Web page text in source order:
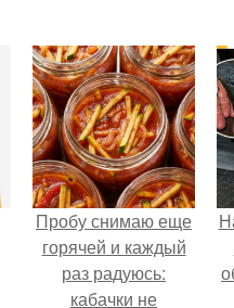
Пробу снимаю еще
горячей и каждый
раз радуюсь:
кабачки не